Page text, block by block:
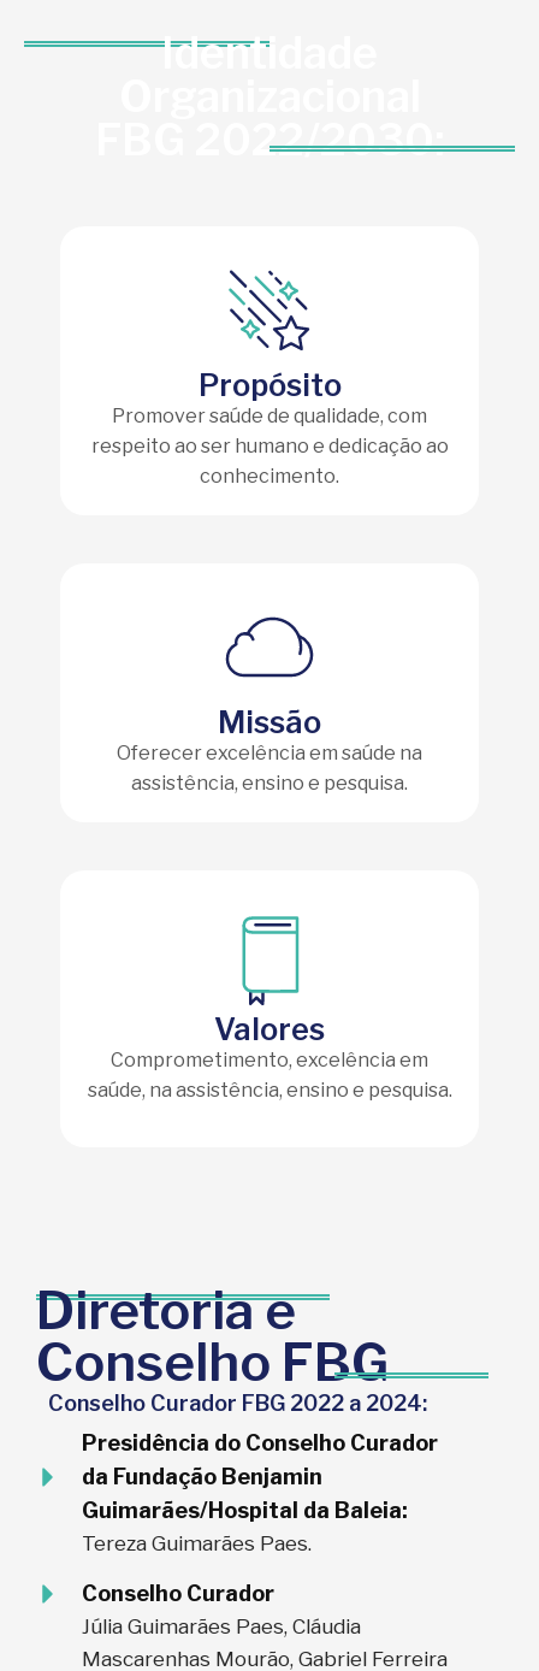
Identidade
FBG 2022/2030:
Propósito
Promover saúde de qualidade, com
respeito ao ser humano e dedicação ao
conhecimento.
Missão
Oferecer excelência em saúde na
assistência, ensino e pesquisa.
Valores
Comprometimento, excelência em
saúde, na assistência, ensino e pesquisa.
Diretoria e
Conselho FBG
Conselho Curador FBG 2022 a 2024:
Presidência do Conselho Curador
da Fundação Benjamin
Guimarães/Hospital da Baleia:
Tereza Guimarães Paes.
Conselho Curador
Júlia Guimarães Paes, Cláudia
Mascarenhas Mourão, Gabriel Ferreira